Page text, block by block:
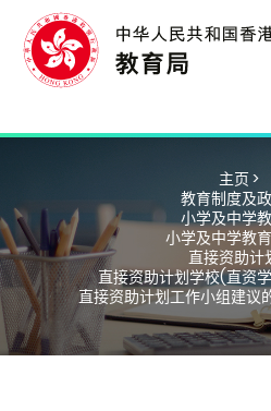
主页 >
教育制度及
小学及中学
小学及中学教
直接资助计
直接资助计划学校(直资
直接资助计划工作小组建议